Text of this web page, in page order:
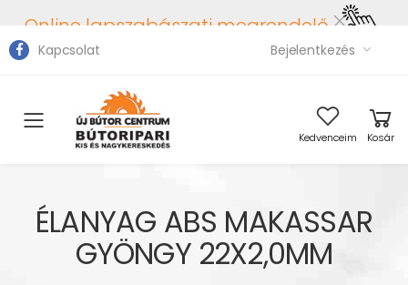
Online lapszabászati megrendelő
Kapcsolat Bejelentkezés
Toggle mobile menu Kedvenceim Kosár
ÉLANYAG ABS MAKASSAR
GYÖNGY 22X2,0MM